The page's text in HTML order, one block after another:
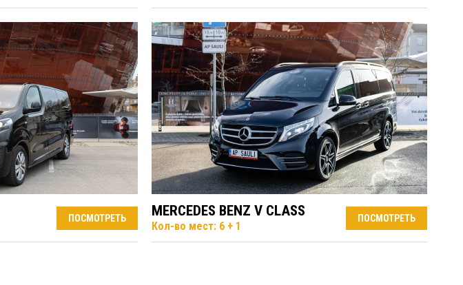
ПОСМОТРЕТЬ MERCEDES BENZ V CLASS
Кол-во мест: 6 + 1
ПОСМОТРЕТЬ